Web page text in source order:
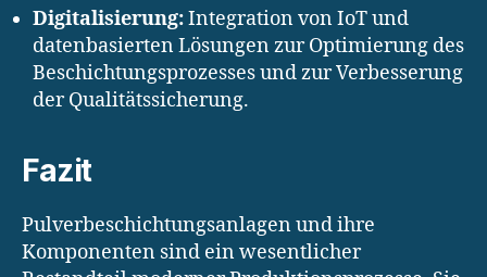
Digitalisierung:Integration von IoT und
datenbasierten Lösungen zur Optimierung des
Beschichtungsprozesses und zur Verbesserung
der Qualitätssicherung.
Fazit
Pulverbeschichtungsanlagen und ihre
Komponenten sind ein wesentlicher